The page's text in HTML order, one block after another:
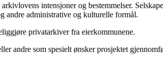
intensjoner og bestemmelser.
andre administrative og kulturelle formål.
privatarkiver fra eierkommunene.
andre som spesielt ønsker prosjektet